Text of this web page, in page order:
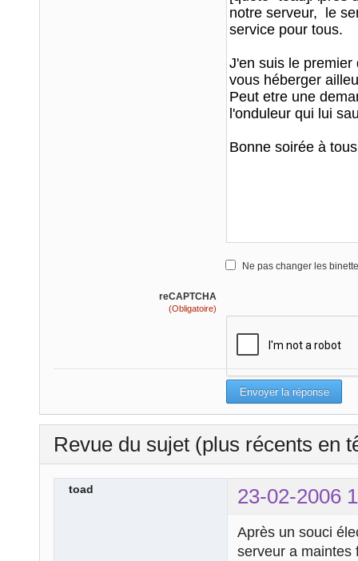
Ne pas changer les
reCAPTCHA
(Obligatoire)
Revue du sujet (plus récents en
toad 23-02-2006
Après un souci
serveur a maintes